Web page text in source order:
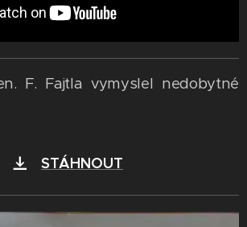
F. Fajtla vymyslel nedobytné
STÁHNOUT